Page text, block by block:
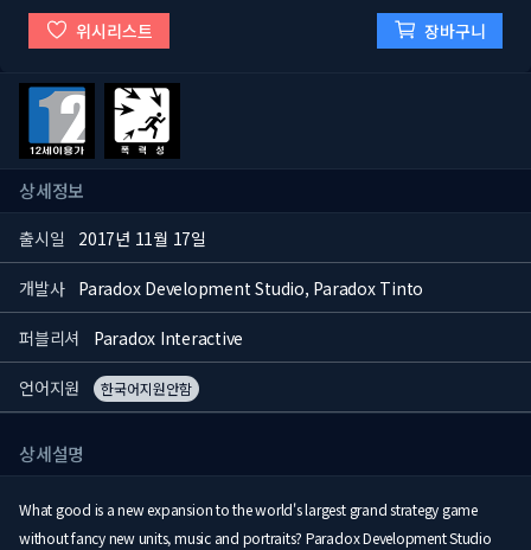
위시리스트 장바구니
상세정보
출시일 2017년 11월 17일
개발사 Paradox Development Studio, Paradox Tinto
퍼블리셔 Paradox Interactive
언어지원 한국어지원안함
상세설명
What good is a new expansion to the world's largest grand strategy game
without fancy new units, music and portraits? Paradox Development Studio